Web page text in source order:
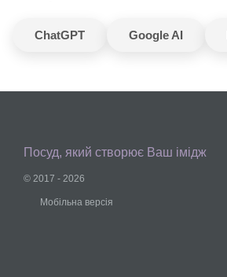
ChatGPT Google AI
Посуд, який створює Ваш імідж
© 2017 - 2026
Мобільна версія